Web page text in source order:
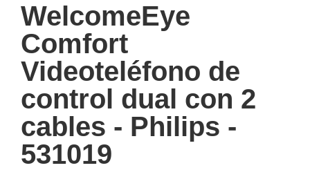
WelcomeEye
Comfort
Videoteléfono de
control dual con 2
cables - Philips -
531019